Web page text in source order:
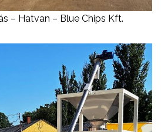
– Hatvan – Blue Chips Kft.